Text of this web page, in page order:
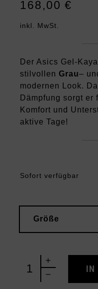
168,00€
inkl. MwSt.
Der Asics Gel-
stilvollenGrau–
modernen Look.
Dämpfung sorgt er
Komfort und
aktive Tage!
Sofort verfügbar
Größe
Asics Gel-Kayano
IN